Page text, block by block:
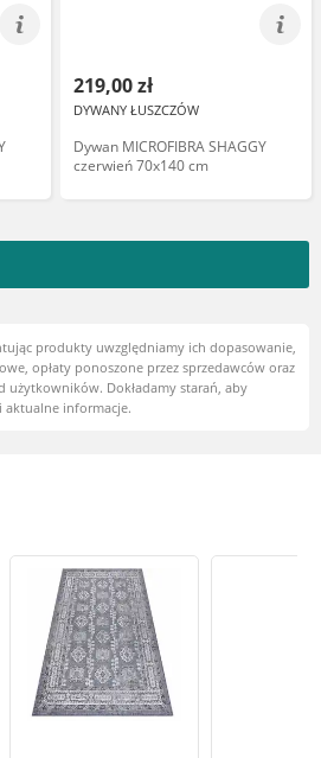
219,00 zł
DYWANY ŁUSZCZÓW
Dywan MICROFIBRA SHAGGY
czerwień 70x140 cm
produkty uwzględniamy ich dopasowanie,
opłaty ponoszone przez sprzedawców oraz
Dokładamy starań, aby
aktualne informacje.